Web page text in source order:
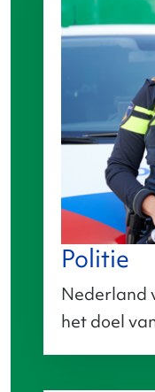
Politie
Nederland
het doel